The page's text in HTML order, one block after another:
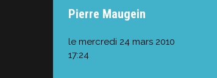
Pierre Maugein
le mercredi 24 mars 2010
17:24